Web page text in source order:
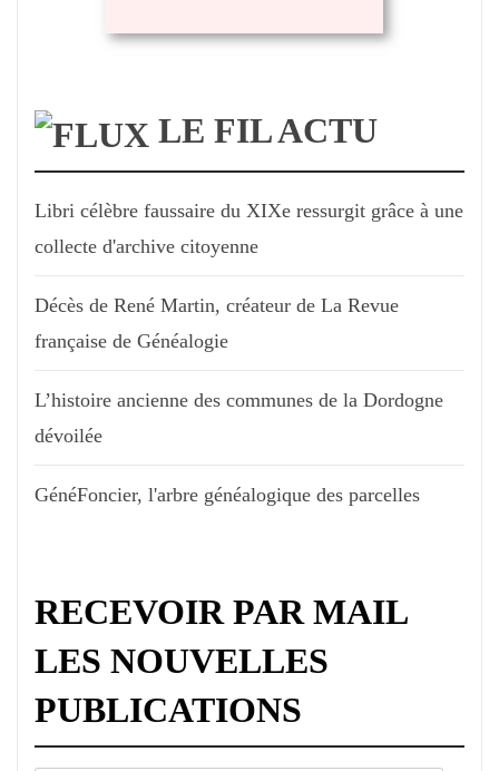
LE FIL ACTU
Libri célèbre faussaire du XIXe ressurgit grâce à une
collecte d'archive citoyenne
Décès de René Martin, créateur de La Revue
française de Généalogie
L’histoire ancienne des communes de la Dordogne
dévoilée
GénéFoncier, l'arbre généalogique des parcelles
RECEVOIR PAR MAIL
LES NOUVELLES
PUBLICATIONS